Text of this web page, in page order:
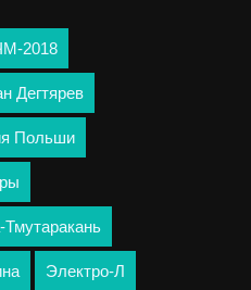
2018
Дегтярев
Польши
Тмутаракань
Электро-Л